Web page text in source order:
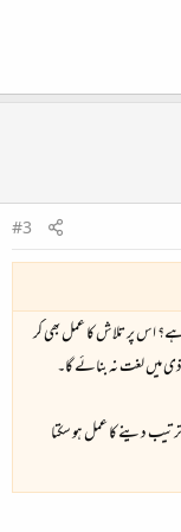
#3
ہے؟ اس پر تلاش کا عمل بھی کر
میں لغت نہ بنائے گا۔
دینے کا عمل ہو سکتا